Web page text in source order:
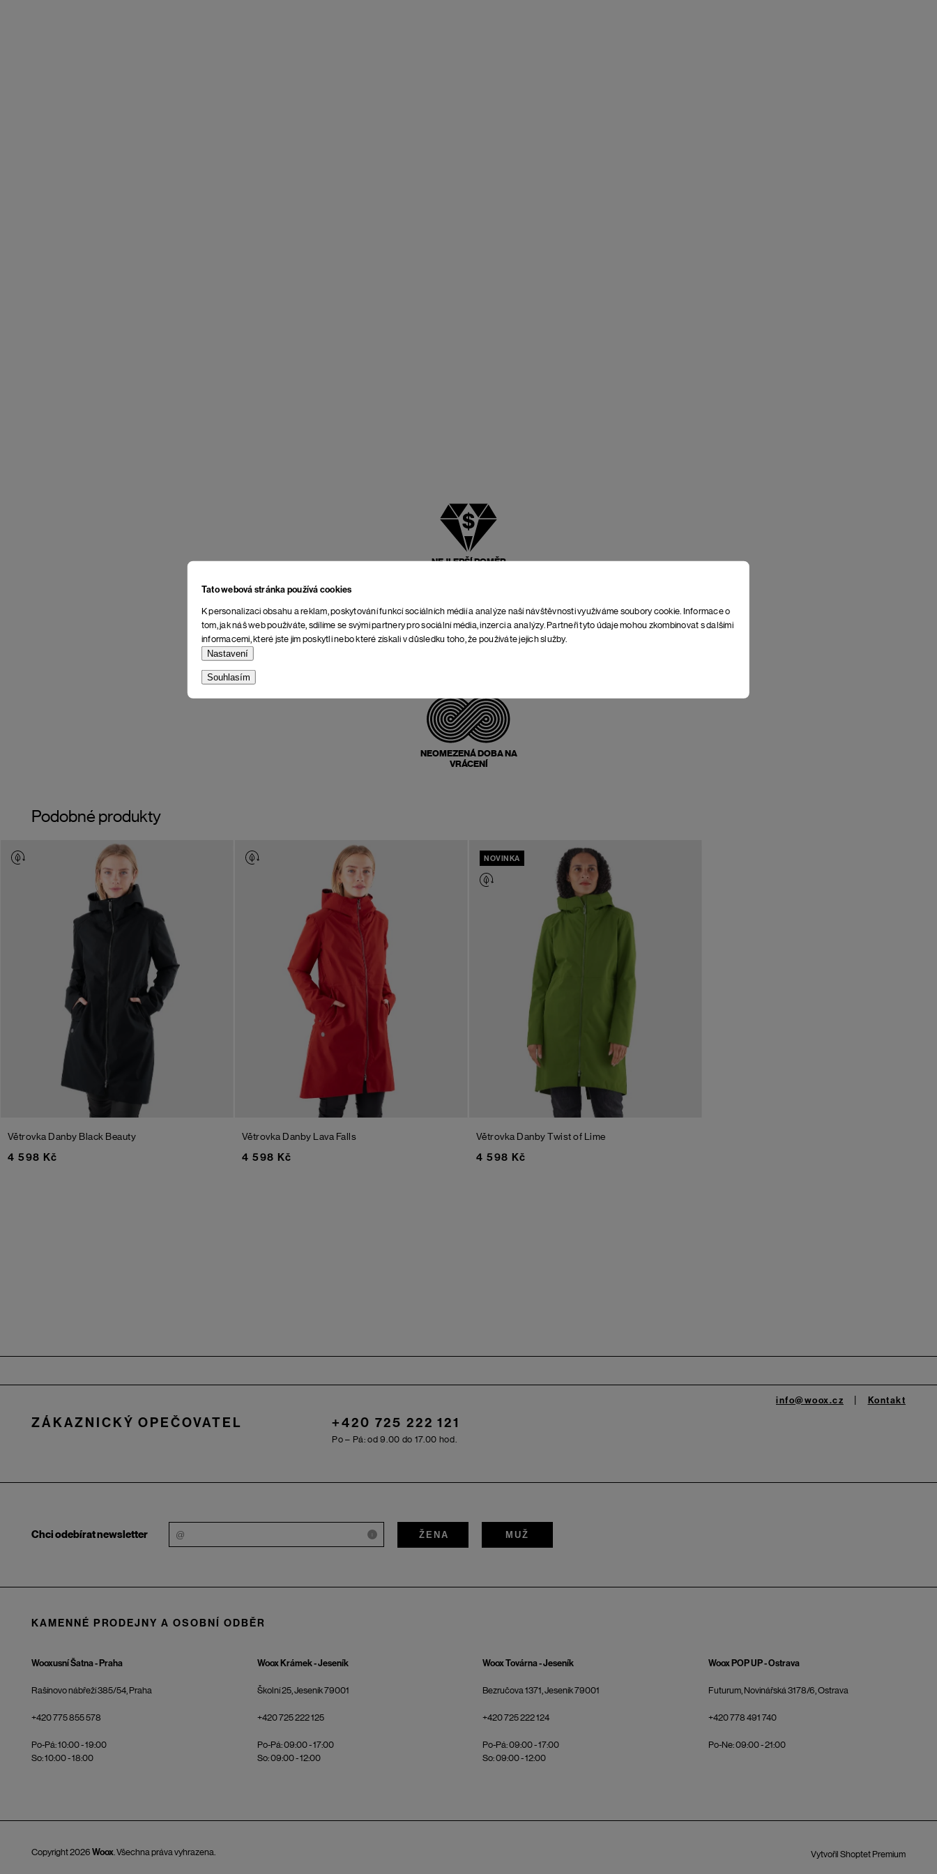
Tato webová stránka používá cookies
K personalizaci obsahu a reklam, poskytování funkcí sociálních médií a analýze naší návštěvnosti využíváme soubory cookie. Informace o
tom, jak náš web používáte, sdílíme se svými partnery pro sociální média, inzerci a analýzy. Partneři tyto údaje mohou zkombinovat s dalšími
informacemi, které jste jim poskytli nebo které získali v důsledku toho, že používáte jejich služby.
Nastavení
Souhlasím
NEJLEPŠÍ POMĚR
NEOMEZENÁ DOBA NA
VRÁCENÍ
Podobné produkty
Větrovka Danby Black Beauty
4 598 Kč
Větrovka Danby Lava Falls
4 598 Kč
NOVINKA
Větrovka DanbyTwist of Lime
4 598 Kč
ZÁKAZNICKÝ OPEČOVATEL +420 725 222 121
Po – Pá: od 9.00 do 17.00 hod.
info@woox.cz Kontakt
Chci odebírat newsletter i ŽENA MUŽ
KAMENNÉ PRODEJNY A OSOBNÍ ODBĚR
Wooxusní Šatna - Praha
Rašínovo nábřeží 385/54, Praha
+420 775 855 578
Po-Pá: 10:00 - 19:00
So: 10:00 - 18:00
Woox Krámek - Jeseník
Školní 25, Jeseník 79001
+420 725 222 125
Po-Pá: 09:00 - 17:00
So: 09:00 - 12:00
Woox Továrna - Jeseník
Bezručova 1371, Jeseník 79001
+420 725 222 124
Po-Pá: 09:00 - 17:00
So: 09:00 - 12:00
Woox POP UP - Ostrava
Futurum, Novinářská 3178/6, Ostrava
+420 778 491 740
Po-Ne: 09:00 - 21:00
Vytvořil Shoptet Premium
Copyright 2026 Woox. Všechna práva vyhrazena.